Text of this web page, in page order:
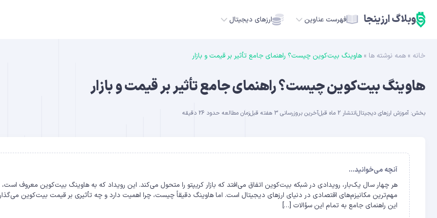
وبلاگ ارزینجا فهرست عناوین ارزهای دیجیتال
BTC
ADA
خانه » همه نوشته ها » هاوینگ بیت‌کوین چیست؟ راهنمای جامع تأثیر بر قیمت و بازار
هاوینگ بیت‌کوین چیست؟ راهنمای جامع تأثیر بر قیمت و بازار
بخش: آموزش ارزهای دیجیتالانتشار 2 ماه قبل آخرین بروزرسانی 3 هفته قبل زمان مطالعه حدود 26 دقیقه
آنچه می‌خوانید...
هر چهار سال یک‌بار، رویدادی در شبکه بیت‌کوین اتفاق می‌افتد که بازار کریپتو را متحول می‌کند. این رویداد که به هاوینگ بیت‌کوین معروف است،
مهم‌ترین مکانیزم‌های اقتصادی در دنیای ارزهای دیجیتال است. اما هاوینگ دقیقاً چیست، چرا اهمیت دارد و چه تأثیری بر قیمت بیت‌کوین
این راهنمای جامع به تمام این سؤالات […]